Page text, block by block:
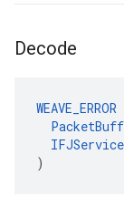
Decode
WEAVE_ERROR
)